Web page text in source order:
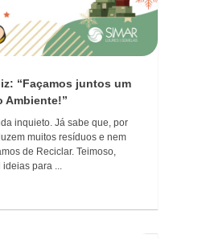
“Façamos juntos um
Ambiente!”
inquieto. Já sabe que, por
muitos resíduos e nem
de Reciclar. Teimoso,
para ...